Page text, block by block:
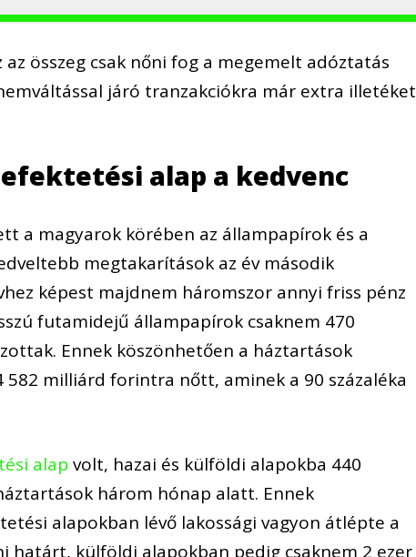
összeg csak nőni fog a megemelt adóztatás
járó tranzakciókra már extra illetéket
alap a kedvenc
a magyarok körében az állampapírok és a
megtakarítások az év második
képest majdnem háromszor annyi friss pénz
futamidejű állampapírok csaknem 470
Ennek köszönhetően a háztartások
milliárd forintra nőtt, aminek a 90 százaléka
alap volt, hazai és külföldi alapokba 440
három hónap alatt. Ennek
alapokban lévő lakossági vagyon átlépte a
határt, külföldi alapokban pedig csaknem 2 ezer